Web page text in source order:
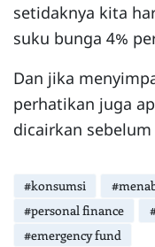
setidaknya kita
suku bunga 4%
Dan jika
perhatikan juga
dicairkan
#konsumsi
#personal finance
#emergency fund